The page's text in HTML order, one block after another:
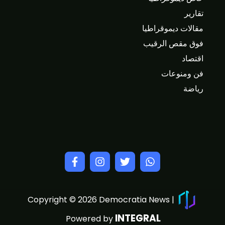
تقارير
مقالات ديموقراطيا
فوق مقص الرقيب
اقتصاد
فن ومنوعات
رياضة
Powered by INTEGRAL